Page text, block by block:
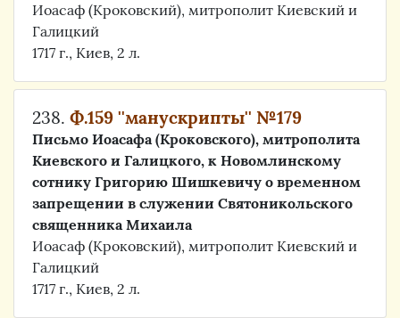
Иоасаф (Кроковский), митрополит Киевский и
Галицкий
1717 г., Киев, 2 л.
238. Ф.159 ''манускрипты'' №179
Письмо Иоасафа (Кроковского), митрополита
Киевского и Галицкого, к Новомлинскому
сотнику Григорию Шишкевичу о временном
запрещении в служении Святоникольского
священника Михаила
Иоасаф (Кроковский), митрополит Киевский и
Галицкий
1717 г., Киев, 2 л.